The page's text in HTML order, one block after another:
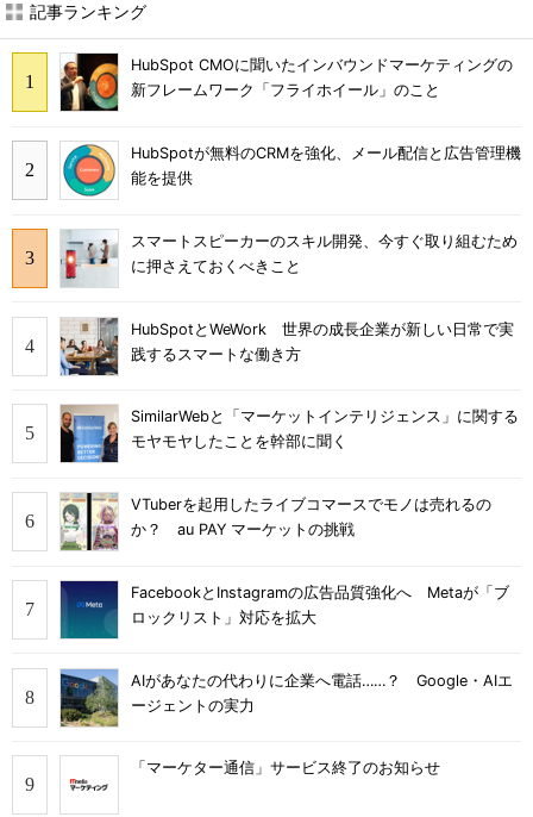
記事ランキング
HubSpot CMOに聞いたインバウンドマーケティングの
新フレームワーク「フライホイール」のこと
HubSpotが無料のCRMを強化、メール配信と広告管理機
能を提供
スマートスピーカーのスキル開発、今すぐ取り組むため
に押さえておくべきこと
HubSpotとWeWork 世界の成長企業が新しい日常で実
践するスマートな働き方
SimilarWebと「マーケットインテリジェンス」に関する
モヤモヤしたことを幹部に聞く
VTuberを起用したライブコマースでモノは売れるの
か？ au PAY マーケットの挑戦
FacebookとInstagramの広告品質強化へ Metaが「ブ
ロックリスト」対応を拡大
AIがあなたの代わりに企業へ電話……？ Google・AIエ
ージェントの実力
「マーケター通信」サービス終了のお知らせ